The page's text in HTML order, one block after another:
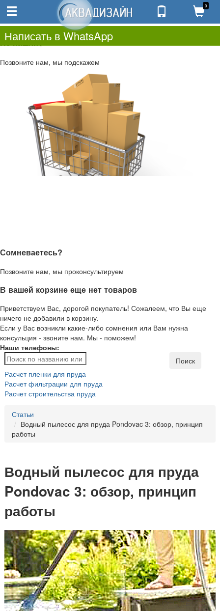
0.00
0
Не нашли?
Позвоните нам, мы подскажем
Сомневаетесь?
Позвоните нам, мы проконсультируем
В вашей корзине еще нет товаров
Приветствуем Вас, дорогой покупатель! Сожалеем, что Вы еще
ничего не добавили в корзину.
Если у Вас возникли какие-либо сомнения или Вам нужна
консульция - звоните нам. Мы - поможем!
Наши телефоны:
0
Написать в WhatsApp
Поиск
Расчет пленки для пруда
Расчет фильтрации для пруда
Расчет строительства пруда
Статьи
Водный пылесос для пруда Pondovac 3: обзор, принцип
работы
Водный пылесос для пруда
Pondovac 3: обзор, принцип
работы